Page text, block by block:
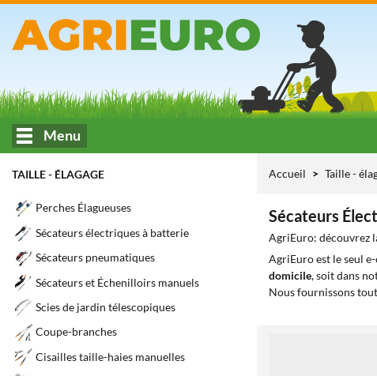
Menu
TAILLE - ÉLAGAGE
Perches Élagueuses
Sécateurs électriques à batterie
Sécateurs pneumatiques
Sécateurs et Échenilloirs manuels
Scies de jardin télescopiques
Coupe-branches
Cisailles taille-haies manuelles
Accueil Taille -
Sécateurs
AgriEuro: découvrez
AgriEuro est le seul
domicile, soit dans
Nous fournissons